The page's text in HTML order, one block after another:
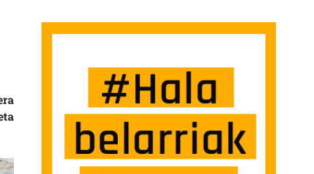
DUTE GASTEIZKO GAZTETXEAN